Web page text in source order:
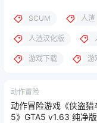
SCUM 人渣
人渣汉化版
游戏下载 游
动作冒险
动作冒险游戏《侠盗猎
5》GTA5 v1.63 纯净版